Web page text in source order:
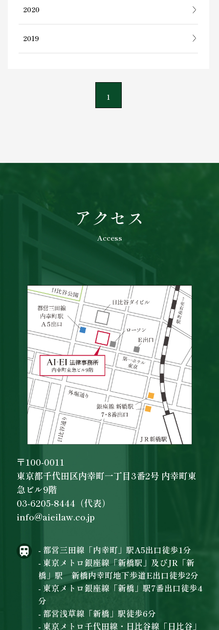
2020
2019
1
アクセス
Access
〒100-0011
東京都千代田区内幸町一丁目3番2号 内幸町東
急ビル9階
03-6205-8444（代表）
info@aieilaw.co.jp
- 都営三田線「内幸町」駅A5出口徒歩1分
- 東京メトロ銀座線「新橋駅」及びJR「新
橋」駅 新橋内幸町地下歩道E出口徒歩2分
- 東京メトロ銀座線「新橋」駅7番出口徒歩4
分
- 都営浅草線「新橋」駅徒歩6分
- 東京メトロ千代田線・日比谷線「日比谷」